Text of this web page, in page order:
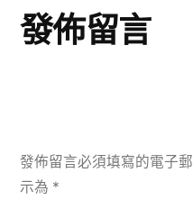
發佈留言
發佈留言必須填寫的電子
示為 *